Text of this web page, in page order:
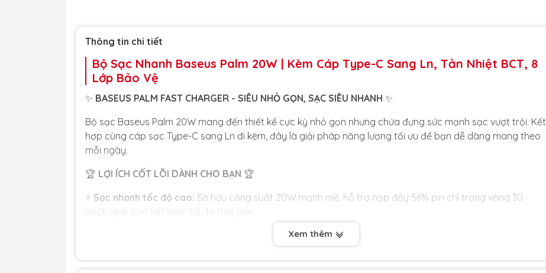
Thông tin chi tiết
Bộ Sạc Nhanh Baseus Palm 20W | Kèm Cáp Type-C Sang Ln, Tản Nhiệt BCT, 8
Lớp Bảo Vệ
✨ BASEUS PALM FAST CHARGER - SIÊU NHỎ GỌN, SẠC SIÊU NHANH ✨
Bộ sạc Baseus Palm 20W mang đến thiết kế cực kỳ nhỏ gọn nhưng chứa đựng sức mạnh sạc vượt trội. Kết
hợp cùng cáp sạc Type-C sang Ln đi kèm, đây là giải pháp năng lượng tối ưu để bạn dễ dàng mang theo
mỗi ngày.
🏆 LỢI ÍCH CỐT LÕI DÀNH CHO BẠN 🏆
⚡ Sạc nhanh tốc độ cao: Sở hữu công suất 20W mạnh mẽ, hỗ trợ nạp đầy 56% pin chỉ trong vòng 30
phút, giúp bạn tiết kiệm tối đa thời gian.
Kích thước siêu mini tối ưu hóa không gian, dễ dàng bỏ túi và không hề gây cấn
vướng khi sử dụng chung với các phích cắm khác trên ổ điện.
Xem thêm